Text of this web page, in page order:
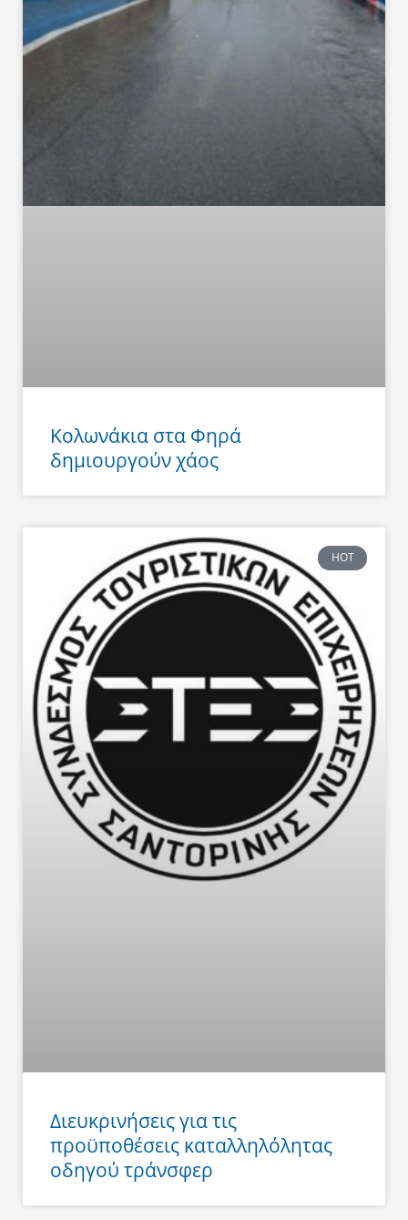
Κολωνάκια στα Φηρά
δημιουργούν χάος
HOT
Διευκρινήσεις για τις
προϋποθέσεις καταλληλόλητας
οδηγού τράνσφερ